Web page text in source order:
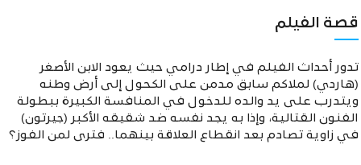
قصة الفيلم
تدور أحداث الفيلم في إطار درامي حيث يعود الابن الأصغر
(هاردي) لملاكم سابق مدمن على الكحول إلى أرض وطنه
ويتدرب على يد والده للدخول في المنافسة الكبيرة ببطولة
الفنون القتالية، وإذا به يجد نفسه ضد شقيقه الأكبر (جيرتون)
في زاوية تصادم بعد انقطاع العلاقة بينهما.. فترى لمن الفوز؟